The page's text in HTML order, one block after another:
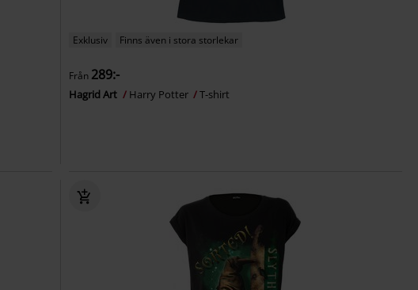
Exklusiv Finns även i stora storlekar
Från 289:-
Hagrid Art Harry Potter T-shirt